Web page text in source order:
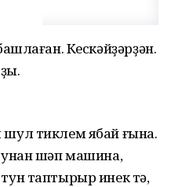
Кескәйҙәрҙән.
тиклем ябай ғына.
шәп машина,
таптырыр инек тә,